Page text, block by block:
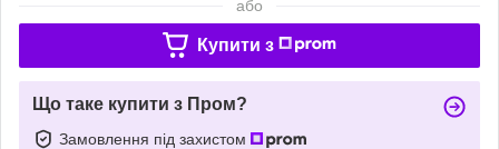
або
Купити з
Що таке купити з Пром?
Замовлення під захистом